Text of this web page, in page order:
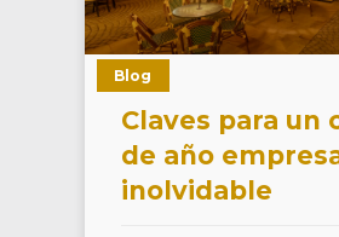
Blog
Claves para un
de año
inolvidable